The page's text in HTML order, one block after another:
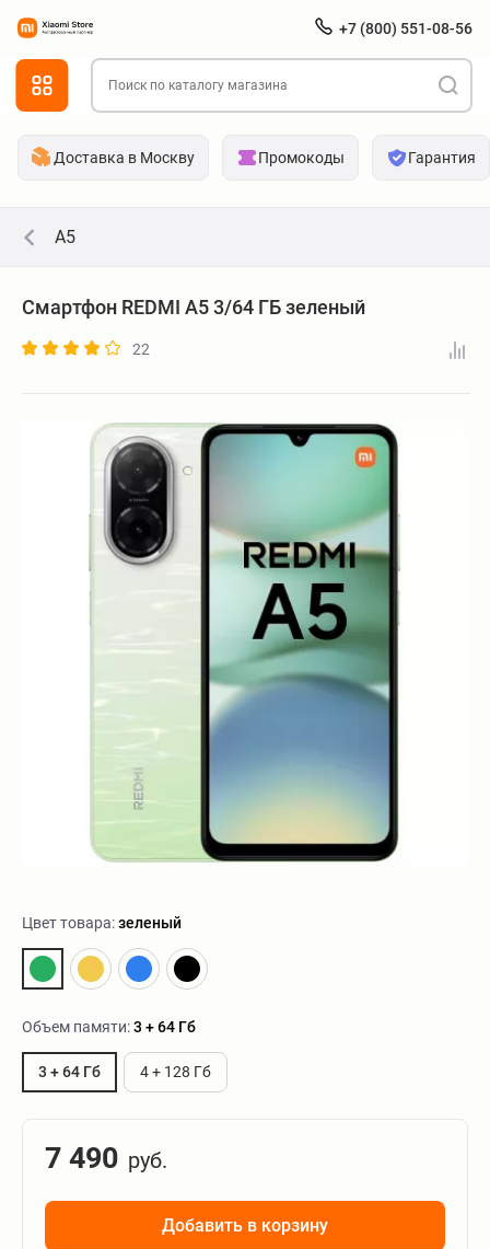
+7 (800) 551-08-56
Доставка в Москву Промокоды Гарантия
A5
Смартфон REDMI A5 3/64 ГБ зеленый
22
Цвет товара:зеленый
Объем памяти:3 + 64 Гб
3 + 64 Гб 4 + 128 Гб
7 490 руб.
Добавить в корзину